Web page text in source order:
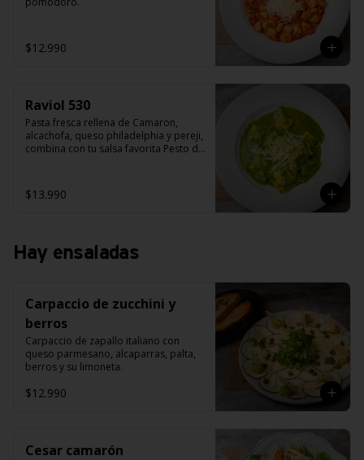
$12.990
Raviol 530
Pasta fresca rellena de Camaron,
alcachofa, queso philadelphia y pereji,
combina con tu salsa favorita Pesto de
$13.990
Hay ensaladas
Carpaccio de zucchini y
berros
Carpaccio de zapallo italiano con
queso parmesano, alcaparras, palta,
berros y su limoneta.
$12.990
Cesar camarón